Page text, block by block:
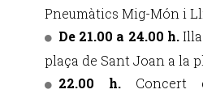
Pneumàtics Mig-Món i
De 21.00 a 24.00 h.
plaça de Sant Joan a la
22.00 h. Concert